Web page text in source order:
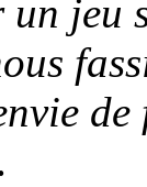
un jeu